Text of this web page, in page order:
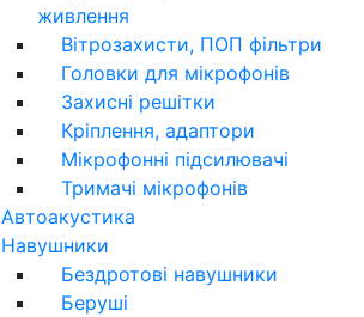
живлення
Вітрозахисти, ПОП фільтри
Головки для мікрофонів
Захисні решітки
Кріплення, адаптори
Мікрофонні підсилювачі
Тримачі мікрофонів
Автоакустика
Навушники
Бездротові навушники
Беруші